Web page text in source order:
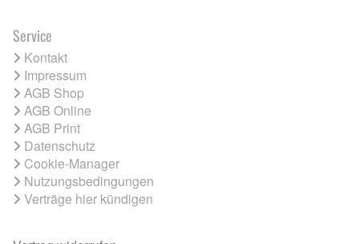
Service
Kontakt
Impressum
AGB Shop
AGB Online
AGB Print
Datenschutz
Cookie-Manager
Nutzungsbedingungen
Verträge hier kündigen